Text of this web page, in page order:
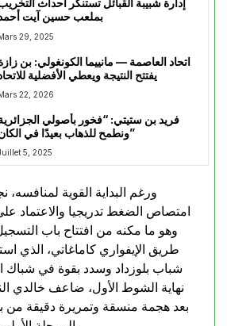
إدارة شبيبة القبائل تستنكر أحداث
بملعب حسين آيت
29, 2025
اتحاد العاصمة — مانييما الكونغولي: بن
يفتتح النتيجة ويعطي الأفضلية
22, 2026
فريد بن ستيتي: “فخور بأصولي
ونطمح للذهاب بعيدًا في الكان”
5, 2025
ورغم البداية القوية لمنافسه،
امتصاص الضغط تدريجيا والاعتماد
طريق الإيفواري كاماغاتي، الذي
شباب بلوزداد وسدد بقوة في
بعد هجمة منسقة وتمريرة دقيقة من بن